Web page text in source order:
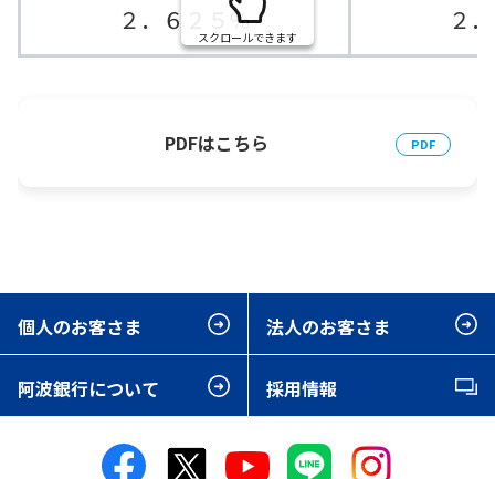
２．６２５％ ２
PDFはこちら
スクロールできます
個人のお客さま 法人のお客さま
阿波銀行について 採用情報